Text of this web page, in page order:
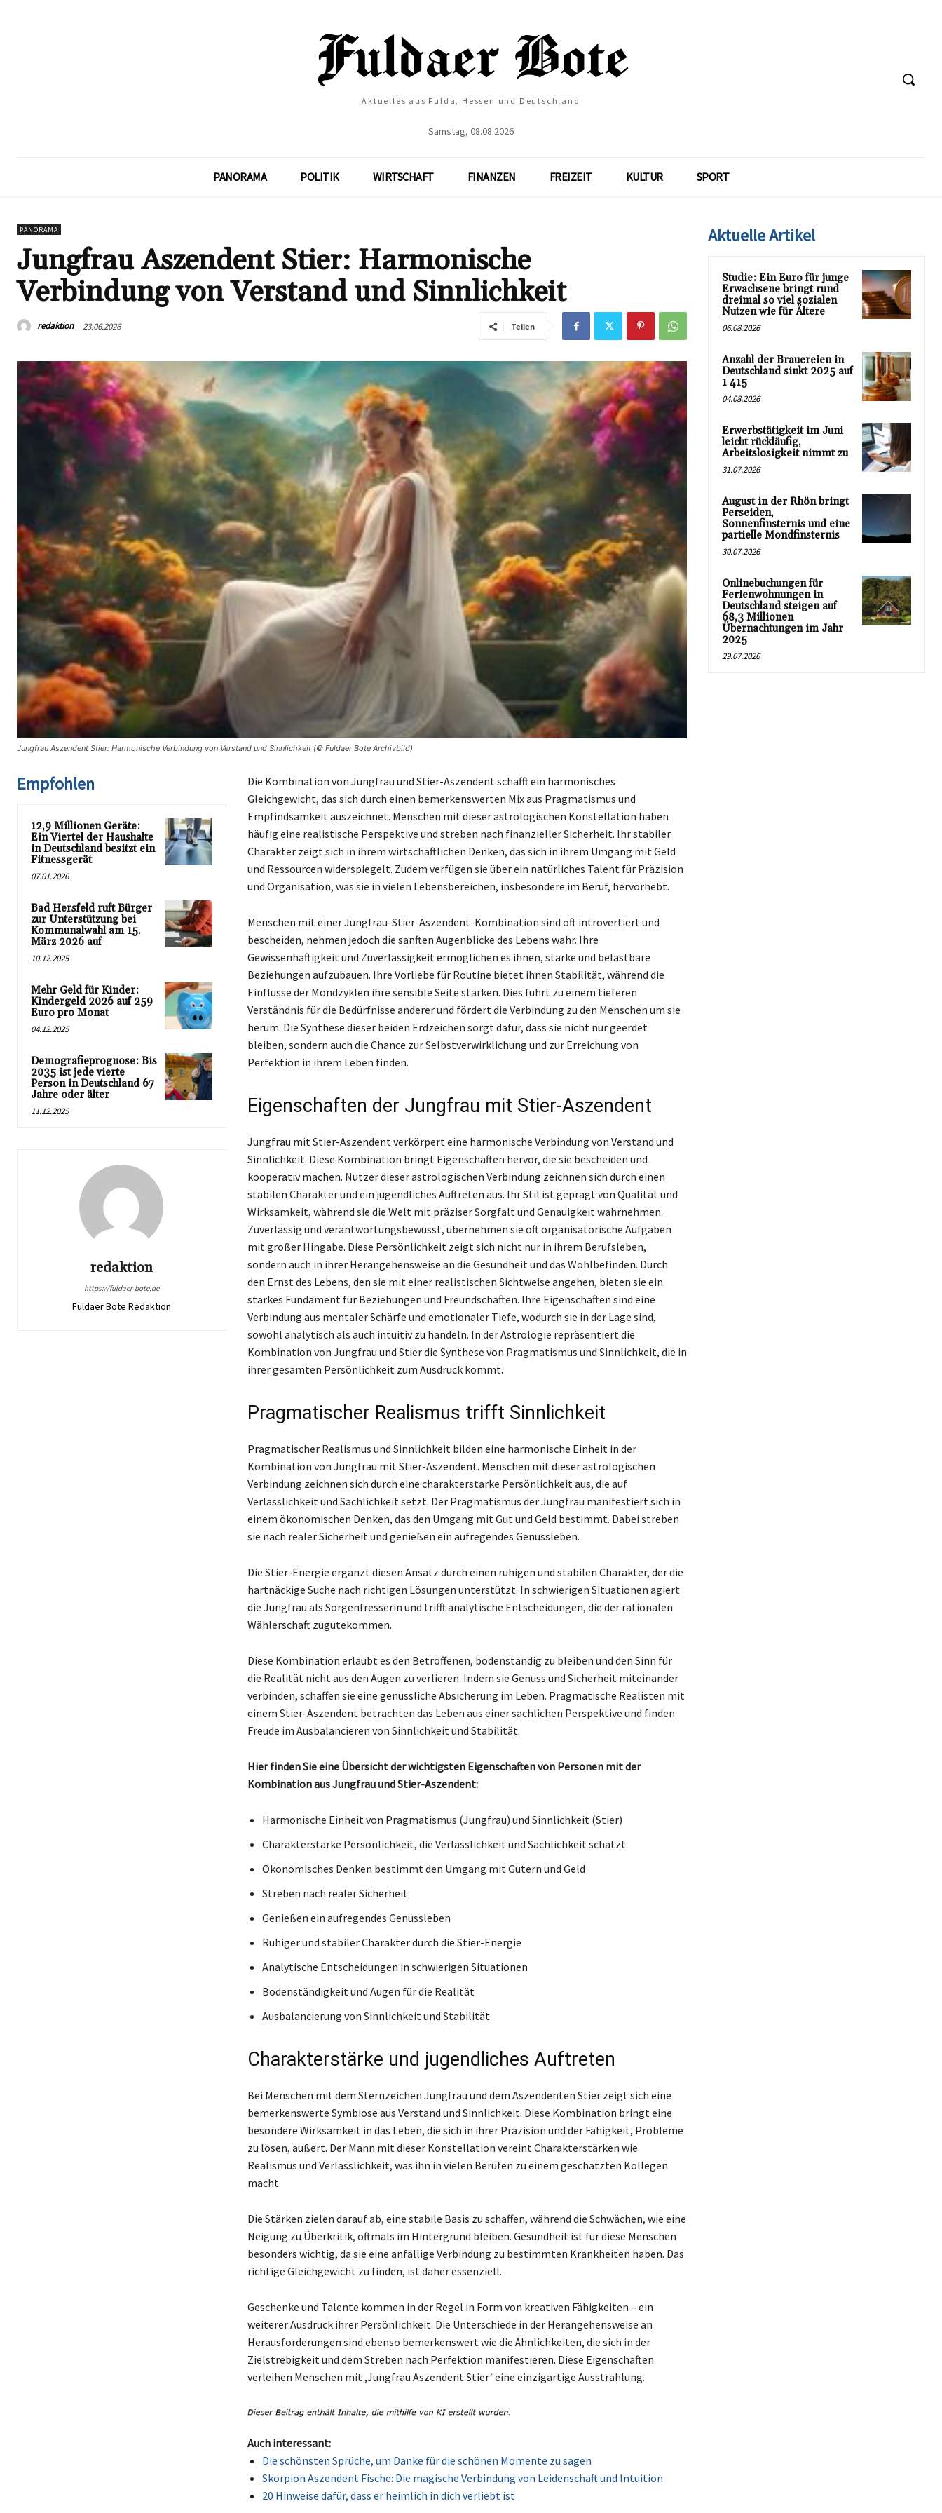
Aktuelles aus Fulda, Hessen und Deutschland
Samstag, 08.08.2026
PANORAMA POLITIK WIRTSCHAFT FINANZEN FREIZEIT KULTUR SPORT
PANORAMA
Jungfrau Aszendent Stier: Harmonische
Verbindung von Verstand und Sinnlichkeit
redaktion 23.06.2026 Teilen
Jungfrau Aszendent Stier: Harmonische Verbindung von Verstand und Sinnlichkeit (© Fuldaer Bote Archivbild)
Empfohlen
12,9 Millionen Geräte:
Ein Viertel der Haushalte
in Deutschland besitzt ein
Fitnessgerät
07.01.2026
Bad Hersfeld ruft Bürger
zur Unterstützung bei
Kommunalwahl am 15.
März 2026 auf
10.12.2025
Mehr Geld für Kinder:
Kindergeld 2026 auf 259
Euro pro Monat
04.12.2025
Demografieprognose: Bis
2035 ist jede vierte
Person in Deutschland 67
Jahre oder älter
11.12.2025
redaktion
https://fuldaer-bote.de
Fuldaer Bote Redaktion
Die Kombination von Jungfrau und Stier-Aszendent schafft ein harmonisches
Gleichgewicht, das sich durch einen bemerkenswerten Mix aus Pragmatismus und
Empfindsamkeit auszeichnet. Menschen mit dieser astrologischen Konstellation haben
häufig eine realistische Perspektive und streben nach finanzieller Sicherheit. Ihr stabiler
Charakter zeigt sich in ihrem wirtschaftlichen Denken, das sich in ihrem Umgang mit Geld
und Ressourcen widerspiegelt. Zudem verfügen sie über ein natürliches Talent für Präzision
und Organisation, was sie in vielen Lebensbereichen, insbesondere im Beruf, hervorhebt.
Menschen mit einer Jungfrau-Stier-Aszendent-Kombination sind oft introvertiert und
bescheiden, nehmen jedoch die sanften Augenblicke des Lebens wahr. Ihre
Gewissenhaftigkeit und Zuverlässigkeit ermöglichen es ihnen, starke und belastbare
Beziehungen aufzubauen. Ihre Vorliebe für Routine bietet ihnen Stabilität, während die
Einflüsse der Mondzyklen ihre sensible Seite stärken. Dies führt zu einem tieferen
Verständnis für die Bedürfnisse anderer und fördert die Verbindung zu den Menschen um sie
herum. Die Synthese dieser beiden Erdzeichen sorgt dafür, dass sie nicht nur geerdet
bleiben, sondern auch die Chance zur Selbstverwirklichung und zur Erreichung von
Perfektion in ihrem Leben finden.
Eigenschaften der Jungfrau mit Stier-Aszendent
Jungfrau mit Stier-Aszendent verkörpert eine harmonische Verbindung von Verstand und
Sinnlichkeit. Diese Kombination bringt Eigenschaften hervor, die sie bescheiden und
kooperativ machen. Nutzer dieser astrologischen Verbindung zeichnen sich durch einen
stabilen Charakter und ein jugendliches Auftreten aus. Ihr Stil ist geprägt von Qualität und
Wirksamkeit, während sie die Welt mit präziser Sorgfalt und Genauigkeit wahrnehmen.
Zuverlässig und verantwortungsbewusst, übernehmen sie oft organisatorische Aufgaben
mit großer Hingabe. Diese Persönlichkeit zeigt sich nicht nur in ihrem Berufsleben,
sondern auch in ihrer Herangehensweise an die Gesundheit und das Wohlbefinden. Durch
den Ernst des Lebens, den sie mit einer realistischen Sichtweise angehen, bieten sie ein
starkes Fundament für Beziehungen und Freundschaften. Ihre Eigenschaften sind eine
Verbindung aus mentaler Schärfe und emotionaler Tiefe, wodurch sie in der Lage sind,
sowohl analytisch als auch intuitiv zu handeln. In der Astrologie repräsentiert die
Kombination von Jungfrau und Stier die Synthese von Pragmatismus und Sinnlichkeit, die in
ihrer gesamten Persönlichkeit zum Ausdruck kommt.
Pragmatischer Realismus trifft Sinnlichkeit
Pragmatischer Realismus und Sinnlichkeit bilden eine harmonische Einheit in der
Kombination von Jungfrau mit Stier-Aszendent. Menschen mit dieser astrologischen
Verbindung zeichnen sich durch eine charakterstarke Persönlichkeit aus, die auf
Verlässlichkeit und Sachlichkeit setzt. Der Pragmatismus der Jungfrau manifestiert sich in
einem ökonomischen Denken, das den Umgang mit Gut und Geld bestimmt. Dabei streben
sie nach realer Sicherheit und genießen ein aufregendes Genussleben.
Die Stier-Energie ergänzt diesen Ansatz durch einen ruhigen und stabilen Charakter, der die
hartnäckige Suche nach richtigen Lösungen unterstützt. In schwierigen Situationen agiert
die Jungfrau als Sorgenfresserin und trifft analytische Entscheidungen, die der rationalen
Wählerschaft zugutekommen.
Diese Kombination erlaubt es den Betroffenen, bodenständig zu bleiben und den Sinn für
die Realität nicht aus den Augen zu verlieren. Indem sie Genuss und Sicherheit miteinander
verbinden, schaffen sie eine genüssliche Absicherung im Leben. Pragmatische Realisten mit
einem Stier-Aszendent betrachten das Leben aus einer sachlichen Perspektive und finden
Freude im Ausbalancieren von Sinnlichkeit und Stabilität.
Hier finden Sie eine Übersicht der wichtigsten Eigenschaften von Personen mit der
Kombination aus Jungfrau und Stier-Aszendent:
Harmonische Einheit von Pragmatismus (Jungfrau) und Sinnlichkeit (Stier)
Charakterstarke Persönlichkeit, die Verlässlichkeit und Sachlichkeit schätzt
Ökonomisches Denken bestimmt den Umgang mit Gütern und Geld
Streben nach realer Sicherheit
Genießen ein aufregendes Genussleben
Ruhiger und stabiler Charakter durch die Stier-Energie
Analytische Entscheidungen in schwierigen Situationen
Bodenständigkeit und Augen für die Realität
Ausbalancierung von Sinnlichkeit und Stabilität
Charakterstärke und jugendliches Auftreten
Bei Menschen mit dem Sternzeichen Jungfrau und dem Aszendenten Stier zeigt sich eine
bemerkenswerte Symbiose aus Verstand und Sinnlichkeit. Diese Kombination bringt eine
besondere Wirksamkeit in das Leben, die sich in ihrer Präzision und der Fähigkeit, Probleme
zu lösen, äußert. Der Mann mit dieser Konstellation vereint Charakterstärken wie
Realismus und Verlässlichkeit, was ihn in vielen Berufen zu einem geschätzten Kollegen
macht.
Die Stärken zielen darauf ab, eine stabile Basis zu schaffen, während die Schwächen, wie eine
Neigung zu Überkritik, oftmals im Hintergrund bleiben. Gesundheit ist für diese Menschen
besonders wichtig, da sie eine anfällige Verbindung zu bestimmten Krankheiten haben. Das
richtige Gleichgewicht zu finden, ist daher essenziell.
Geschenke und Talente kommen in der Regel in Form von kreativen Fähigkeiten – ein
weiterer Ausdruck ihrer Persönlichkeit. Die Unterschiede in der Herangehensweise an
Herausforderungen sind ebenso bemerkenswert wie die Ähnlichkeiten, die sich in der
Zielstrebigkeit und dem Streben nach Perfektion manifestieren. Diese Eigenschaften
verleihen Menschen mit ‚Jungfrau Aszendent Stier‘ eine einzigartige Ausstrahlung.
Auch interessant:
Die schönsten Sprüche, um Danke für die schönen Momente zu sagen
Skorpion Aszendent Fische: Die magische Verbindung von Leidenschaft und Intuition
20 Hinweise dafür, dass er heimlich in dich verliebt ist
Aktuelle Artikel
Studie: Ein Euro für junge
Erwachsene bringt rund
dreimal so viel sozialen
Nutzen wie für Ältere
06.08.2026
Anzahl der Brauereien in
Deutschland sinkt 2025 auf
1 415
04.08.2026
Erwerbstätigkeit im Juni
leicht rückläufig,
Arbeitslosigkeit nimmt zu
31.07.2026
August in der Rhön bringt
Perseiden,
Sonnenfinsternis und eine
partielle Mondfinsternis
30.07.2026
Onlinebuchungen für
Ferienwohnungen in
Deutschland steigen auf
68,3 Millionen
Übernachtungen im Jahr
2025
29.07.2026